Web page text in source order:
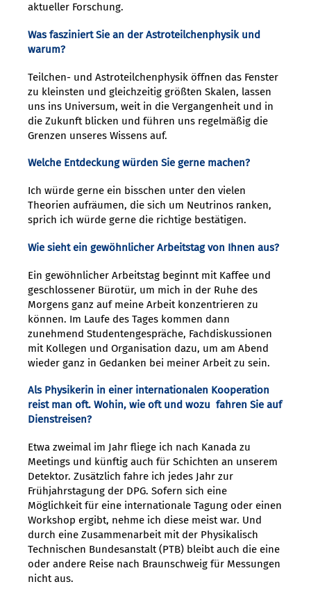
aktueller Forschung.
Was fasziniert Sie an der Astroteilchenphysik und
warum?
Teilchen- und Astroteilchenphysik öffnen das Fenster
zu kleinsten und gleichzeitig größten Skalen, lassen
uns ins Universum, weit in die Vergangenheit und in
die Zukunft blicken und führen uns regelmäßig die
Grenzen unseres Wissens auf.
Welche Entdeckung würden Sie gerne machen?
Ich würde gerne ein bisschen unter den vielen
Theorien aufräumen, die sich um Neutrinos ranken,
sprich ich würde gerne die richtige bestätigen.
Wie sieht ein gewöhnlicher Arbeitstag von Ihnen aus?
Ein gewöhnlicher Arbeitstag beginnt mit Kaffee und
geschlossener Bürotür, um mich in der Ruhe des
Morgens ganz auf meine Arbeit konzentrieren zu
können. Im Laufe des Tages kommen dann
zunehmend Studentengespräche, Fachdiskussionen
mit Kollegen und Organisation dazu, um am Abend
wieder ganz in Gedanken bei meiner Arbeit zu sein.
Als Physikerin in einer internationalen Kooperation
reist man oft. Wohin, wie oft und wozu fahren Sie auf
Dienstreisen?
Etwa zweimal im Jahr fliege ich nach Kanada zu
Meetings und künftig auch für Schichten an unserem
Detektor. Zusätzlich fahre ich jedes Jahr zur
Frühjahrstagung der DPG. Sofern sich eine
Möglichkeit für eine internationale Tagung oder einen
Workshop ergibt, nehme ich diese meist war. Und
durch eine Zusammenarbeit mit der Physikalisch
Technischen Bundesanstalt (PTB) bleibt auch die eine
oder andere Reise nach Braunschweig für Messungen
nicht aus.